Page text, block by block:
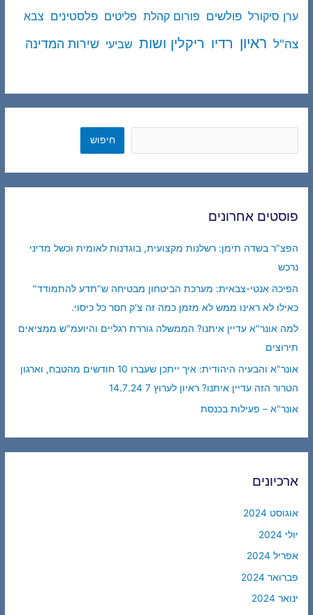
ערן סיקורל פולשים פורום קהלת פליטים פלסטינים צבא
צה"ל ראיון רדיו ריקלין ושות שביעי שירות המדינה
חיפוש
פוסטים אחרונים
הפצ"ר בשדה תימן: רשלנות מקצועית, בוגדנות לאומית וכשל מדיני
נרכש
הפיכה אנטי-צבאית: מערכת הביטחון מבטיחה ש"תדע להתמודד"
כאילו לא ראינו ממש לא מזמן כמה זה צ'ק חסר כל כיסוי.
למה אונר"א עדיין איתנו? הממשלה גוררת רגליים והיועמ"ש ממציאים
תירוצים
אונר"א והבעיה היהודית: איך ייתכן שעברו 10 חודשים מהטבח, וארגון
הטרור הזה עדיין איתנו? ראיון לערוץ 7 14.7.24
אונר"א – פעילות בכנסת
ארכיונים
אוגוסט 2024
יולי 2024
אפריל 2024
פברואר 2024
ינואר 2024